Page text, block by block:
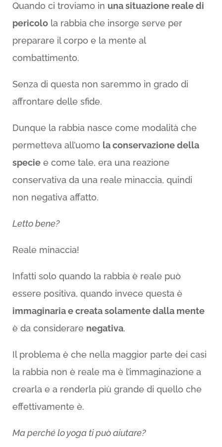
Quando ci troviamo in una situazione reale di
pericolola rabbia che insorge serve per
preparare il corpo e la mente al
combattimento.
Senza di questa non saremmo in grado di
affrontare delle sfide.
Dunque la rabbia nasce come modalità che
permetteva all’uomo la conservazione della
speciee come tale, era una reazione
conservativa da una reale minaccia, quindi
non negativa affatto.
Letto bene?
Reale minaccia!
Infatti solo quando la rabbia è reale può
essere positiva, quando invece questa è
immaginaria e creata solamente dalla mente
è da considerare negativa.
Il problema è che nella maggior parte dei casi
la rabbia non è reale ma è l’immaginazione a
crearla e a renderla più grande di quello che
effettivamente è.
Ma perché lo yoga ti può aiutare?